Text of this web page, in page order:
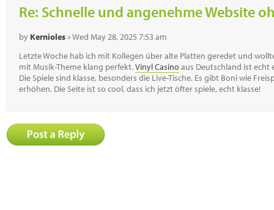
Re: Schnelle und angenehme Website
by Kernioles» Wed May 28, 2025 7:53 am
Letzte Woche hab ich mit Kollegen über alte Platten geredet und
mit Musik-Theme klang perfekt.Vinyl Casino aus Deutschland ist echt
Die Spiele sind klasse, besonders die Live-Tische. Es gibt Boni wie
erhöhen. Die Seite ist so cool, dass ich jetzt öfter spiele, echt klasse!